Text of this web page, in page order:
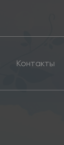
Контакты